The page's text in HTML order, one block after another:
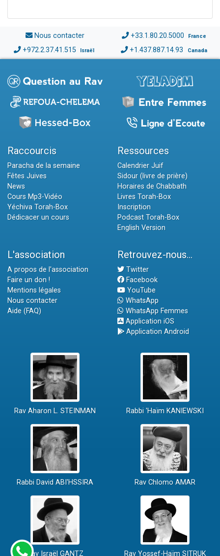
Nous contacter +33.1.80.20.5000 France
+972.2.37.41.515 Israël +1.437.887.14.93 Canada
Raccourcis
Paracha de la semaine
Fêtes Juives
News
Cours Mp3-Vidéo
Yéchiva Torah-Box
Dédicacer un cours
Ressources
Calendrier Juif
Sidour (livre de prière)
Horaires de Chabbath
Livres Torah-Box
Inscription
Podcast Torah-Box
English Version
L'association
A propos de l'association
Faire un don !
Mentions légales
Nous contacter
Aide (FAQ)
Retrouvez-nous...
Twitter
Facebook
YouTube
WhatsApp
WhatsApp Femmes
Application iOS
Application Android
Rav Aharon L. STEINMAN Rabbi 'Haïm KANIEWSKI
Rabbi David ABI'HSSIRA Rav Chlomo AMAR
Rav Israël GANTZ Rav Yossef-Haïm SITRUK